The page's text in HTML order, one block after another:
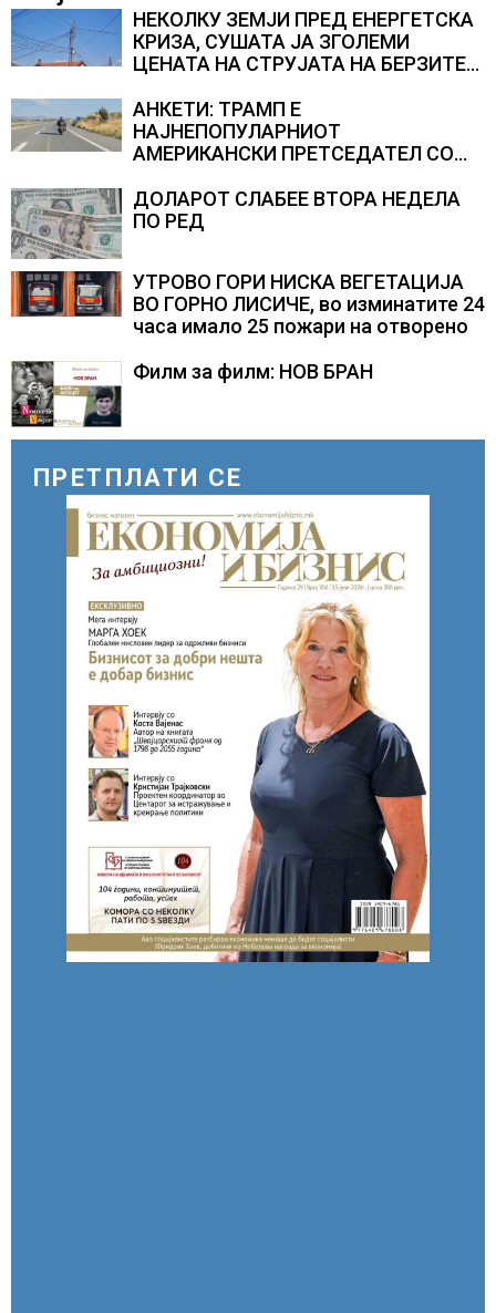
НЕКОЛКУ ЗЕМЈИ ПРЕД ЕНЕРГЕТСКА
КРИЗА, СУШАТА ЈА ЗГОЛЕМИ
ЦЕНАТА НА СТРУЈАТА НА БЕРЗИТЕ
АНКЕТИ: ТРАМП Е
НАЈНЕПОПУЛАРНИОТ
АМЕРИКАНСКИ ПРЕТСЕДАТЕЛ СО
резултатите од последните анкети
ДОЛАРОТ СЛАБЕЕ ВТОРА НЕДЕЛА
ПО РЕД
УТРОВО ГОРИ НИСКА ВЕГЕТАЦИЈА
ВО ГОРНО ЛИСИЧЕ, во изминатите 24
часа имало 25 пожари на отворено
Филм за филм: НОВ БРАН
ПРЕТПЛАТИ СЕ